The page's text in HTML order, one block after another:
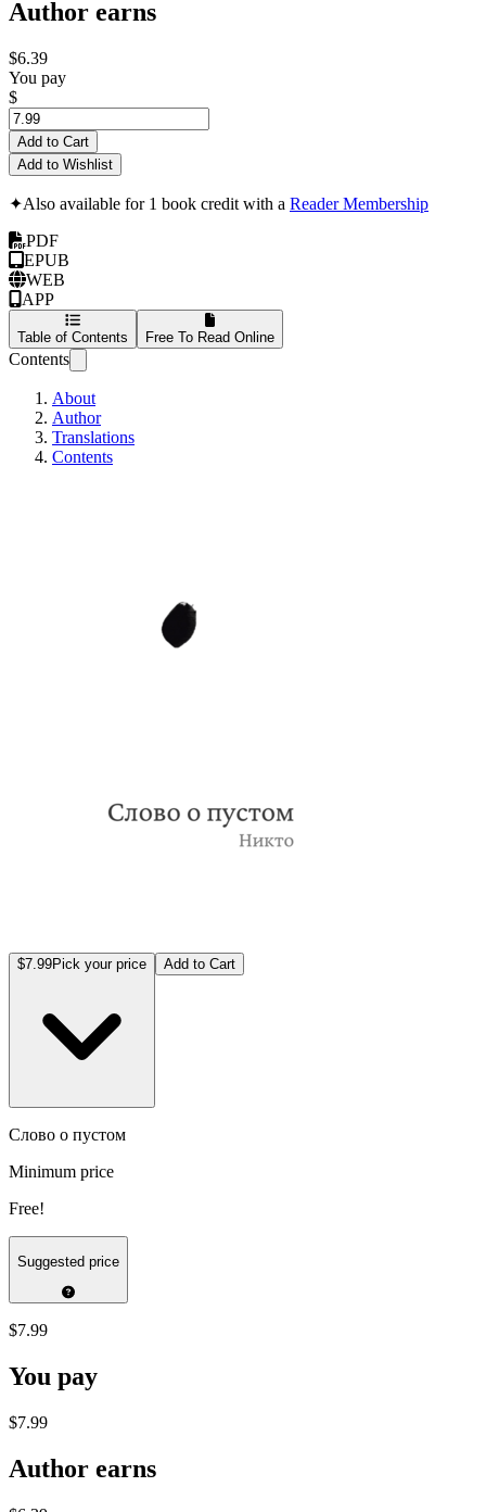
Author earns
$6.39
You pay
$
Add to Cart
Add to Wishlist
✦Also available for 1 book credit with a Reader Membership
PDF
EPUB
WEB
APP
Table of Contents Free To Read Online
Contents
About
Author
Translations
Contents
$7.99Pick your price Add to Cart
Слово о пустом
Minimum price
Free!
Suggested price
$7.99
You pay
$7.99
Author earns